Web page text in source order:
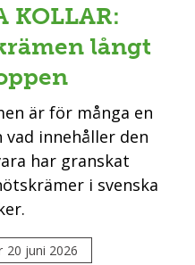
KOLLAR:
långt
är för många en
innehåller den
har granskat
i svenska
20 juni 2026